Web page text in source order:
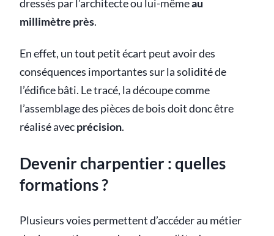
dressés par l’architecte ou lui-mêmeau
millimètre près.
En effet, un tout petit écart peut avoir des
conséquences importantes sur la solidité de
l’édifice bâti. Le tracé, la découpe comme
l’assemblage des pièces de bois doit donc être
réalisé avecprécision.
Devenir charpentier : quelles
formations ?
Plusieurs voies permettent d’accéder au métier